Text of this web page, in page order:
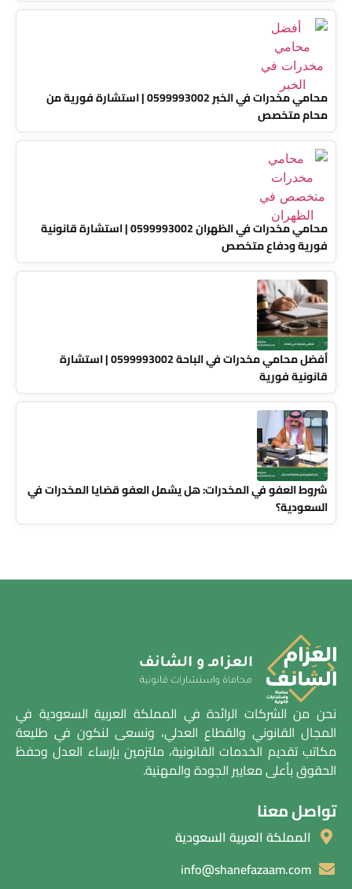
محامي مخدرات في الخبر 0599993002 | استشارة فورية من
محام متخصص
محامي مخدرات في الظهران 0599993002 | استشارة قانونية
فورية ودفاع متخصص
أفضل محامي مخدرات في الباحة 0599993002 | استشارة
قانونية فورية
شروط العفو في المخدرات: هل يشمل العفو قضايا المخدرات في
السعودية؟
نحن من الشركات الرائدة في المملكة العربية السعودية في
المجال القانوني والقطاع العدلي، ونسعى لنكون في طليعة
مكاتب تقديم الخدمات القانونية، ملتزمين بإرساء العدل وحفظ
الحقوق بأعلى معايير الجودة والمهنية.
تواصل معنا
المملكة العربية السعودية
info@shanefazaam.com